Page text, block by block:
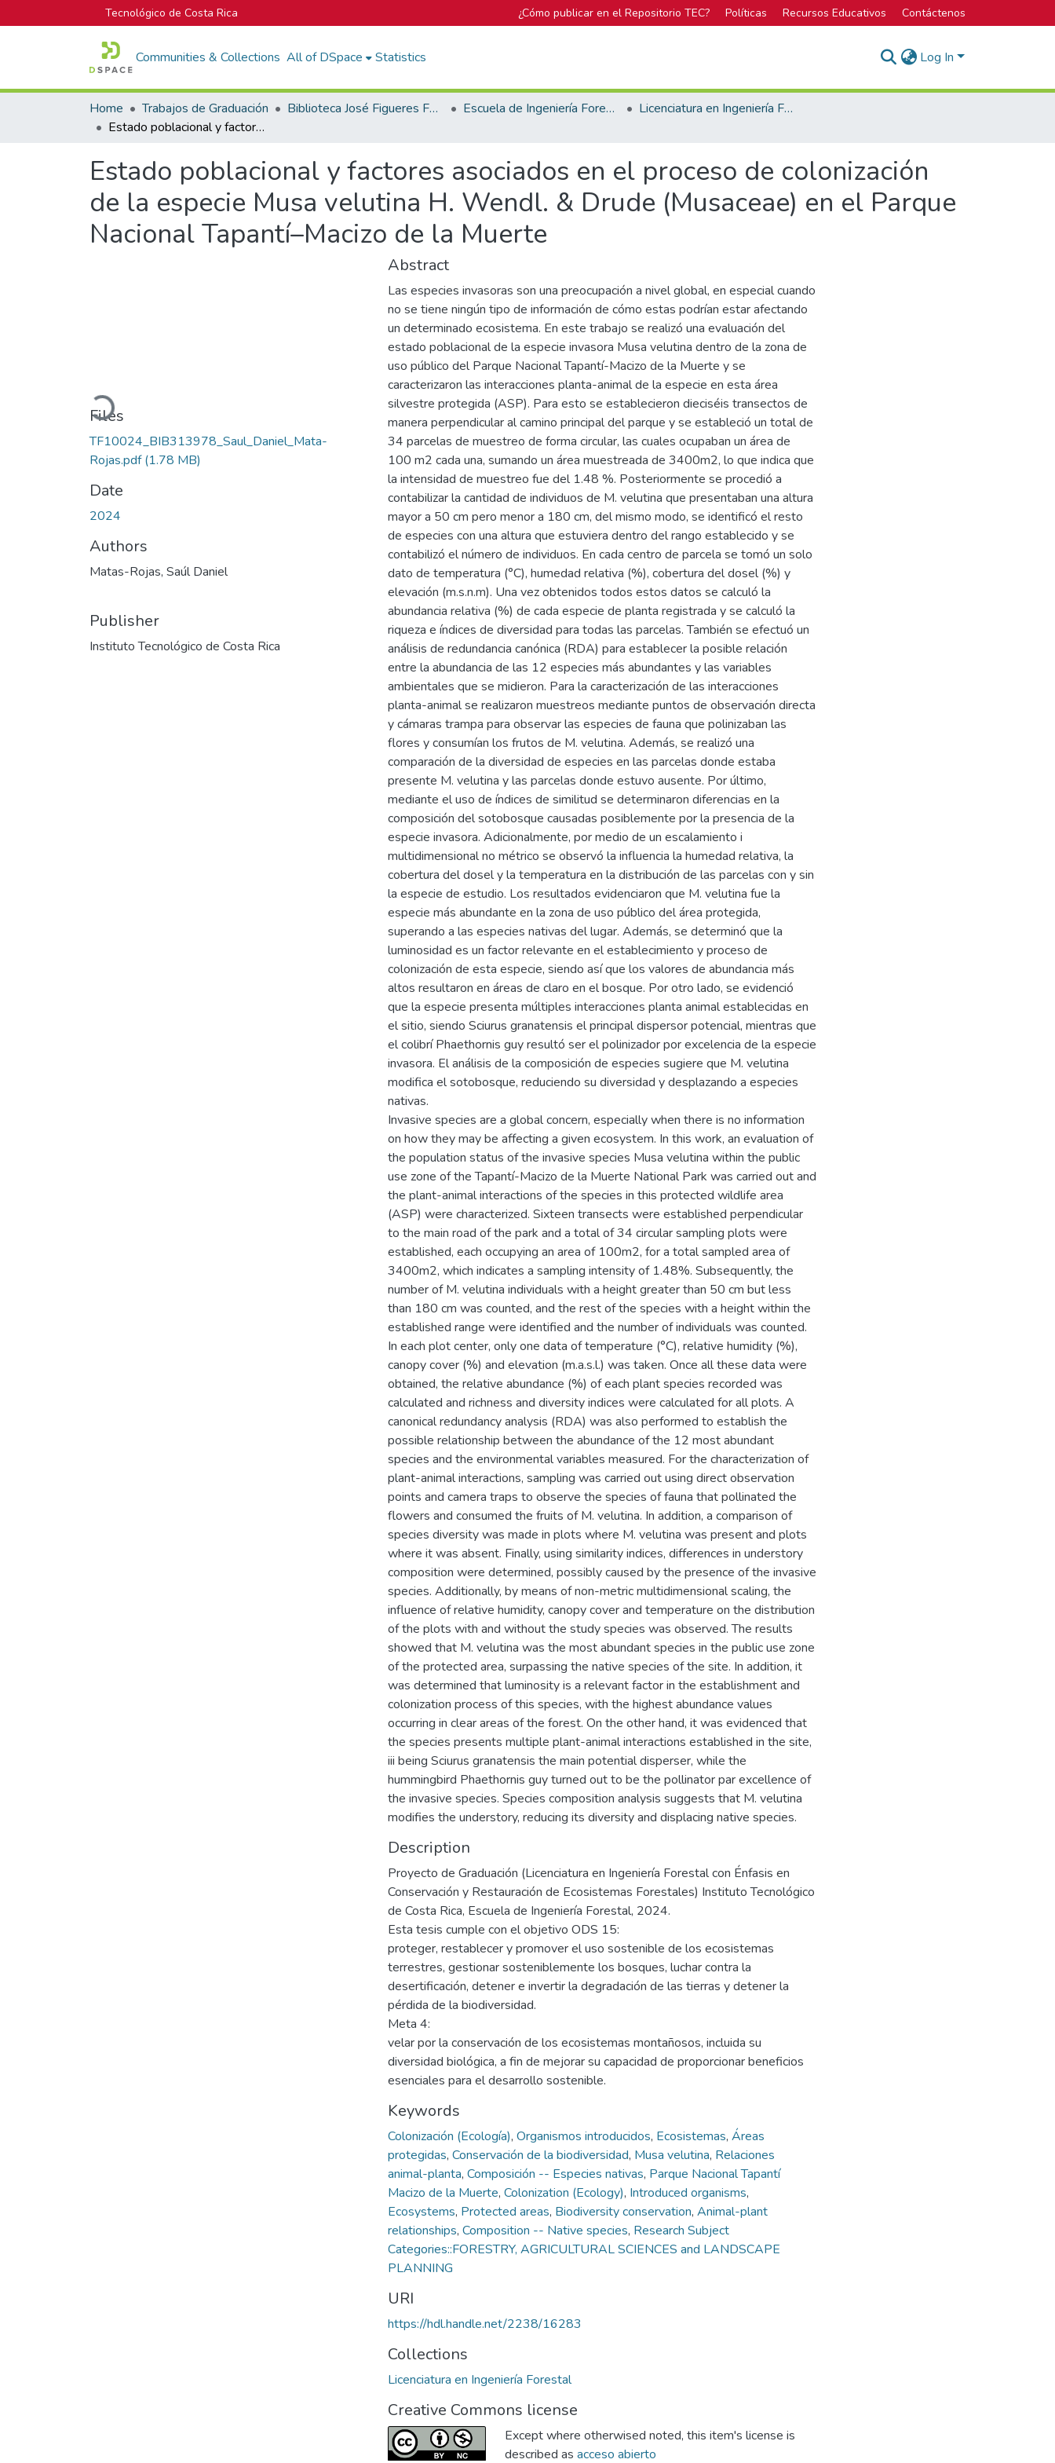
Tecnológico de Costa Rica ¿Cómo publicar en el Repositorio TEC? Políticas Recursos Educativos Contáctenos
Communities & Collections All of DSpace Statistics Log In
Home Trabajos de Graduación Biblioteca José Figueres Ferrer Escuela de Ingeniería Forestal
Licenciatura en Ingeniería Forestal
Estado poblacional y factores asociados en el proceso de colonización de la especie Musa velutina H. Wendl. & Drude (Musaceae) en el Parque Nacional Tapantí–Macizo de la Muerte
Estado poblacional y factores asociados en el proceso de colonización
de la especie Musa velutina H. Wendl. & Drude (Musaceae) en el Parque
Nacional Tapantí–Macizo de la Muerte
Loading...
Files
TF10024_BIB313978_Saul_Daniel_Mata-
Rojas.pdf(1.78 MB)
Date
2024
Authors
Matas-Rojas, Saúl Daniel
Publisher
Instituto Tecnológico de Costa Rica
Abstract
Las especies invasoras son una preocupación a nivel global, en especial cuando
no se tiene ningún tipo de información de cómo estas podrían estar afectando
un determinado ecosistema. En este trabajo se realizó una evaluación del
estado poblacional de la especie invasora Musa velutina dentro de la zona de
uso público del Parque Nacional Tapantí-Macizo de la Muerte y se
caracterizaron las interacciones planta-animal de la especie en esta área
silvestre protegida (ASP). Para esto se establecieron dieciséis transectos de
manera perpendicular al camino principal del parque y se estableció un total de
34 parcelas de muestreo de forma circular, las cuales ocupaban un área de
100 m2 cada una, sumando un área muestreada de 3400m2, lo que indica que
la intensidad de muestreo fue del 1.48 %. Posteriormente se procedió a
contabilizar la cantidad de individuos de M. velutina que presentaban una altura
mayor a 50 cm pero menor a 180 cm, del mismo modo, se identificó el resto
de especies con una altura que estuviera dentro del rango establecido y se
contabilizó el número de individuos. En cada centro de parcela se tomó un solo
dato de temperatura (°C), humedad relativa (%), cobertura del dosel (%) y
elevación (m.s.n.m). Una vez obtenidos todos estos datos se calculó la
abundancia relativa (%) de cada especie de planta registrada y se calculó la
riqueza e índices de diversidad para todas las parcelas. También se efectuó un
análisis de redundancia canónica (RDA) para establecer la posible relación
entre la abundancia de las 12 especies más abundantes y las variables
ambientales que se midieron. Para la caracterización de las interacciones
planta-animal se realizaron muestreos mediante puntos de observación directa
y cámaras trampa para observar las especies de fauna que polinizaban las
flores y consumían los frutos de M. velutina. Además, se realizó una
comparación de la diversidad de especies en las parcelas donde estaba
presente M. velutina y las parcelas donde estuvo ausente. Por último,
mediante el uso de índices de similitud se determinaron diferencias en la
composición del sotobosque causadas posiblemente por la presencia de la
especie invasora. Adicionalmente, por medio de un escalamiento i
multidimensional no métrico se observó la influencia la humedad relativa, la
cobertura del dosel y la temperatura en la distribución de las parcelas con y sin
la especie de estudio. Los resultados evidenciaron que M. velutina fue la
especie más abundante en la zona de uso público del área protegida,
superando a las especies nativas del lugar. Además, se determinó que la
luminosidad es un factor relevante en el establecimiento y proceso de
colonización de esta especie, siendo así que los valores de abundancia más
altos resultaron en áreas de claro en el bosque. Por otro lado, se evidenció
que la especie presenta múltiples interacciones planta animal establecidas en
el sitio, siendo Sciurus granatensis el principal dispersor potencial, mientras que
el colibrí Phaethornis guy resultó ser el polinizador por excelencia de la especie
invasora. El análisis de la composición de especies sugiere que M. velutina
modifica el sotobosque, reduciendo su diversidad y desplazando a especies
nativas.
Invasive species are a global concern, especially when there is no information
on how they may be affecting a given ecosystem. In this work, an evaluation of
the population status of the invasive species Musa velutina within the public
use zone of the Tapantí-Macizo de la Muerte National Park was carried out and
the plant-animal interactions of the species in this protected wildlife area
(ASP) were characterized. Sixteen transects were established perpendicular
to the main road of the park and a total of 34 circular sampling plots were
established, each occupying an area of 100m2, for a total sampled area of
3400m2, which indicates a sampling intensity of 1.48%. Subsequently, the
number of M. velutina individuals with a height greater than 50 cm but less
than 180 cm was counted, and the rest of the species with a height within the
established range were identified and the number of individuals was counted.
In each plot center, only one data of temperature (°C), relative humidity (%),
canopy cover (%) and elevation (m.a.s.l.) was taken. Once all these data were
obtained, the relative abundance (%) of each plant species recorded was
calculated and richness and diversity indices were calculated for all plots. A
canonical redundancy analysis (RDA) was also performed to establish the
possible relationship between the abundance of the 12 most abundant
species and the environmental variables measured. For the characterization of
plant-animal interactions, sampling was carried out using direct observation
points and camera traps to observe the species of fauna that pollinated the
flowers and consumed the fruits of M. velutina. In addition, a comparison of
species diversity was made in plots where M. velutina was present and plots
where it was absent. Finally, using similarity indices, differences in understory
composition were determined, possibly caused by the presence of the invasive
species. Additionally, by means of non-metric multidimensional scaling, the
influence of relative humidity, canopy cover and temperature on the distribution
of the plots with and without the study species was observed. The results
showed that M. velutina was the most abundant species in the public use zone
of the protected area, surpassing the native species of the site. In addition, it
was determined that luminosity is a relevant factor in the establishment and
colonization process of this species, with the highest abundance values
occurring in clear areas of the forest. On the other hand, it was evidenced that
the species presents multiple plant-animal interactions established in the site,
iii being Sciurus granatensis the main potential disperser, while the
hummingbird Phaethornis guy turned out to be the pollinator par excellence of
the invasive species. Species composition analysis suggests that M. velutina
modifies the understory, reducing its diversity and displacing native species.
Description
Proyecto de Graduación (Licenciatura en Ingeniería Forestal con Énfasis en
Conservación y Restauración de Ecosistemas Forestales) Instituto Tecnológico
de Costa Rica, Escuela de Ingeniería Forestal, 2024.
Esta tesis cumple con el objetivo ODS 15:
proteger, restablecer y promover el uso sostenible de los ecosistemas
terrestres, gestionar sosteniblemente los bosques, luchar contra la
desertificación, detener e invertir la degradación de las tierras y detener la
pérdida de la biodiversidad.
Meta 4:
velar por la conservación de los ecosistemas montañosos, incluida su
diversidad biológica, a fin de mejorar su capacidad de proporcionar beneficios
esenciales para el desarrollo sostenible.
Keywords
Colonización (Ecología), Organismos introducidos, Ecosistemas, Áreas
protegidas, Conservación de la biodiversidad, Musa velutina, Relaciones
animal-planta, Composición -- Especies nativas, Parque Nacional Tapantí
Macizo de la Muerte, Colonization (Ecology), Introduced organisms,
Ecosystems, Protected areas, Biodiversity conservation, Animal-plant
relationships, Composition -- Native species, Research Subject
Categories::FORESTRY, AGRICULTURAL SCIENCES and LANDSCAPE
PLANNING
URI
https://hdl.handle.net/2238/16283
Collections
Licenciatura en Ingeniería Forestal
Creative Commons license
Except where otherwised noted, this item's license is
described as acceso abierto